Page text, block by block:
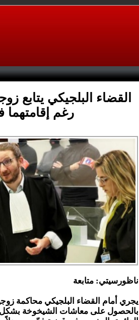
القضاء البلجيكي يتابع
رغم
ناظورسيتي: متابعة
يجري أمام القضاء البلجيكي محاكمة
بالحصول على معاشات الشيخوخة بشكل